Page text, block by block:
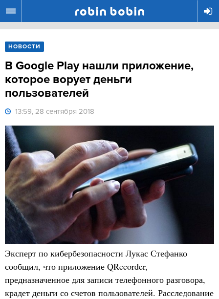
НОВОСТИ
В Google Play нашли приложение,
которое ворует деньги
пользователей
13:59, 28 сентября 2018
Эксперт по кибербезопасности Лукас Стефанко
сообщил, что приложение QRecorder,
предназначенное для записи телефонного разговора,
крадет деньги со счетов пользователей. Расследование